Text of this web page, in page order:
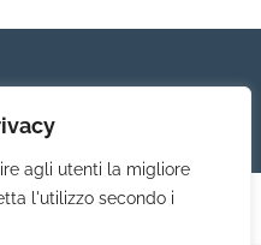
agli utenti la migliore
l'utilizzo secondo i